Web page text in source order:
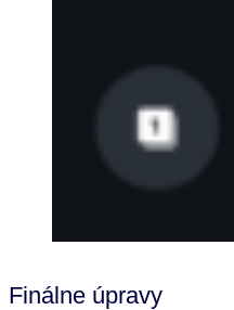
Finálne úpravy